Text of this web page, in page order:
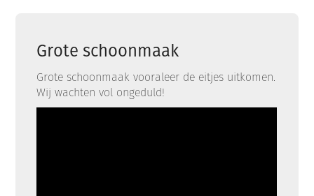
Grote schoonmaak
Grote schoonmaak vooraleer de eitjes uitkomen.
Wij wachten vol ongeduld!